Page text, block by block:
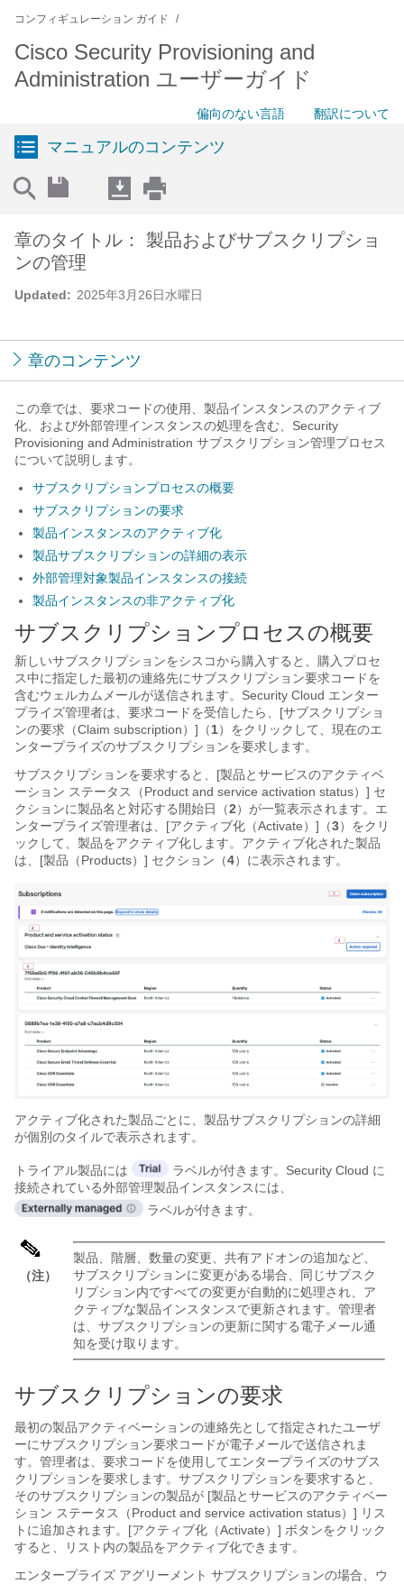
コンフィギュレーション ガイド
Cisco Security Provisioning and
Administration ユーザーガイド
偏向のない言語 翻訳について
マニュアルのコンテンツ
Updated: 2025年3月26日水曜日
章のタイトル： 製品およびサブスクリプショ
ンの管理
章のコンテンツ
この章では、要求コードの使用、製品インスタンスのアクティブ
化、および外部管理インスタンスの処理を含む、 Security
Provisioning and Administration サブスクリプション管理プロセス
について説明します。
サブスクリプションプロセスの概要
サブスクリプションの要求
製品インスタンスのアクティブ化
製品サブスクリプションの詳細の表示
外部管理対象製品インスタンスの接続
製品インスタンスの非アクティブ化
サブスクリプションプロセスの概要
新しいサブスクリプションをシスコから購入すると、購入プロセ
ス中に指定した最初の連絡先にサブスクリプション要求コードを
含むウェルカムメールが送信されます。Security Cloud エンター
プライズ管理者は、要求コードを受信したら、[サブスクリプショ
ンの要求（Claim subscription）]（1）をクリックして、現在のエ
ンタープライズのサブスクリプションを要求します。
サブスクリプションを要求すると、[製品とサービスのアクティベ
ーション ステータス（Product and service activation status）] セ
クションに製品名と対応する開始日（2）が一覧表示されます。 エ
ンタープライズ管理者は、[アクティブ化（Activate）]（3）をクリ
ックして、製品をアクティブ化します。 アクティブ化された製品
は、[製品（Products）] セクション（4）に表示されます。
アクティブ化された製品ごとに、製品サブスクリプションの詳細
が個別のタイルで表示されます。
トライアル製品には
ラベルが付きます。Security Cloud に
接続されている外部管理製品インスタンスには、
ラベルが付きます。
（注）
製品、階層、数量の変更、共有アドオンの追加など、
サブスクリプションに変更がある場合、同じサブスク
リプション内ですべての変更が自動的に処理され、ア
クティブな製品インスタンスで更新されます。管理者
は、サブスクリプションの更新に関する電子メール通
知を受け取ります。
サブスクリプションの要求
最初の製品アクティベーションの連絡先として指定されたユーザ
ーにサブスクリプション要求コードが電子メールで送信されま
す。管理者は、要求コードを使用してエンタープライズのサブス
クリプションを要求します。サブスクリプションを要求すると、
そのサブスクリプションの製品が [製品とサービスのアクティベー
ション ステータス（Product and service activation status）] リス
トに追加されます。 [アクティブ化（Activate）] ボタンをクリック
すると、リスト内の製品をアクティブ化できます。
エンタープライズ アグリーメント サブスクリプションの場合、ウ